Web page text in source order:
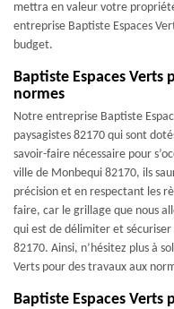
mettra en valeur votre
entreprise Baptiste Espaces
budget.
Baptiste Espaces Verts
normes
Notre entreprise Baptiste
paysagistes 82170 qui sont
savoir-faire nécessaire pour
ville de Monbequi 82170, ils
précision et en respectant les
faire, car le grillage que nous
qui est de délimiter et
82170. Ainsi, n’hésitez plus à
Verts pour des travaux aux
Baptiste Espaces